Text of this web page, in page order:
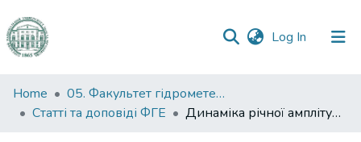
Log In (current)
Communities
&
Home
05. Факультет гідрометеорології і екології
Статті та доповіді ФГЕ
Динаміка річної амплітуди температури повітря Північно-Західного Причорномор’я